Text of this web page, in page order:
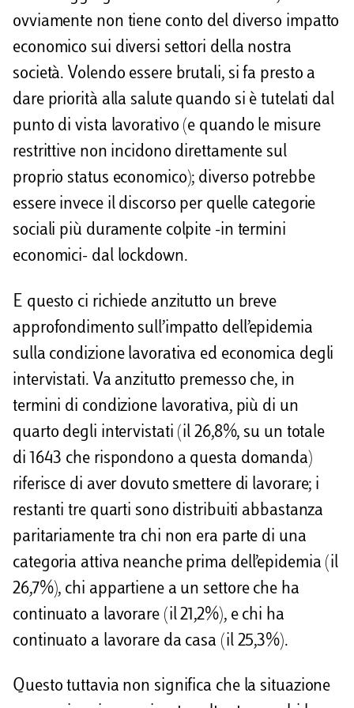
ovviamente non tiene conto del diverso impatto
economico sui diversi settori della nostra
società. Volendo essere brutali, si fa presto a
dare priorità alla salute quando si è tutelati dal
punto di vista lavorativo (e quando le misure
restrittive non incidono direttamente sul
proprio status economico); diverso potrebbe
essere invece il discorso per quelle categorie
sociali più duramente colpite -in termini
economici- dal lockdown.
E questo ci richiede anzitutto un breve
approfondimento sull’impatto dell’epidemia
sulla condizione lavorativa ed economica degli
intervistati. Va anzitutto premesso che, in
termini di condizione lavorativa, più di un
quarto degli intervistati (il 26,8%, su un totale
di 1643 che rispondono a questa domanda)
riferisce di aver dovuto smettere di lavorare; i
restanti tre quarti sono distribuiti abbastanza
paritariamente tra chi non era parte di una
categoria attiva neanche prima dell’epidemia (il
26,7%), chi appartiene a un settore che ha
continuato a lavorare (il 21,2%), e chi ha
continuato a lavorare da casa (il 25,3%).
Questo tuttavia non significa che la situazione